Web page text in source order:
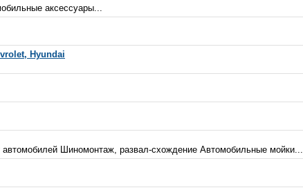
аксессуары...
Hyundai
автомобилей Шиномонтаж, развал-схождение Автомобильные мойки...